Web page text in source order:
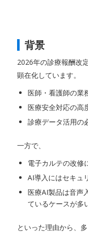
背景
2026年の診療報酬改
顕在化しています。
医師・看護師の業
医療安全対応の高
診療データ活用の
一方で、
電子カルテの改修
AI導入にはセキュ
医療AI製品は音声
ているケースが多
といった理由から、